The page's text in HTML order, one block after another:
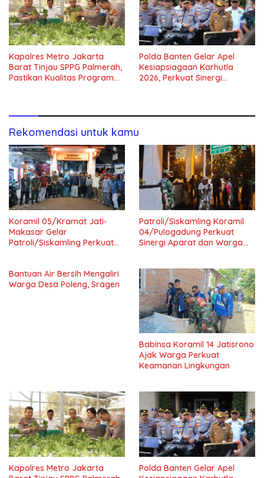
Kapolres Metro Jakarta
Barat Tinjau SPPG Palmerah,
Pastikan Kualitas Program
Polda Banten Gelar Apel
Kesiapsiagaan Karhutla
2026, Perkuat Sinergi
Rekomendasi untuk kamu
Koramil 05/Kramat Jati-
Makasar Gelar
Patroli/Siskamling Perkuat
Patroli/Siskamling Koramil
04/Pulogadung Perkuat
Sinergi Aparat dan Warga
Bantuan Air Bersih Mengaliri
Warga Desa Poleng, Sragen
Babinsa Koramil 14 Jatisrono
Ajak Warga Perkuat
Keamanan Lingkungan
Kapolres Metro Jakarta
Polda Banten Gelar Apel